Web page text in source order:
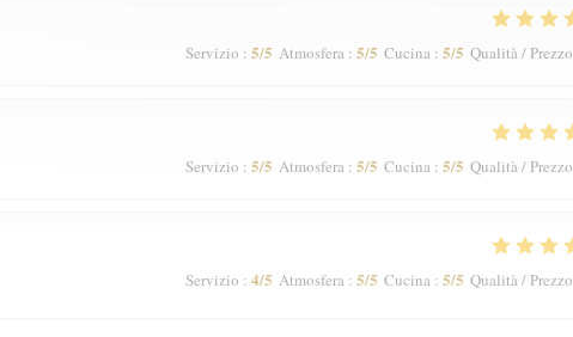
Servizio : 5/5 Atmosfera : 5/5 Cucina : 5/5 Qualità / Prezzo
Servizio : 5/5 Atmosfera : 5/5 Cucina : 5/5 Qualità / Prezzo
Servizio : 4/5 Atmosfera : 5/5 Cucina : 5/5 Qualità / Prezzo